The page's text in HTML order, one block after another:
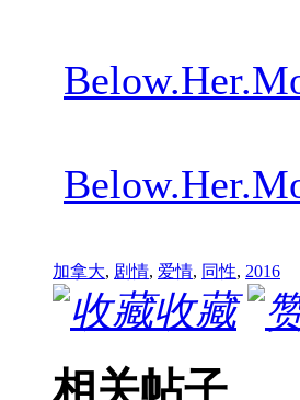
加拿大, 剧情, 爱情, 同性, 2016
收藏
相关帖子